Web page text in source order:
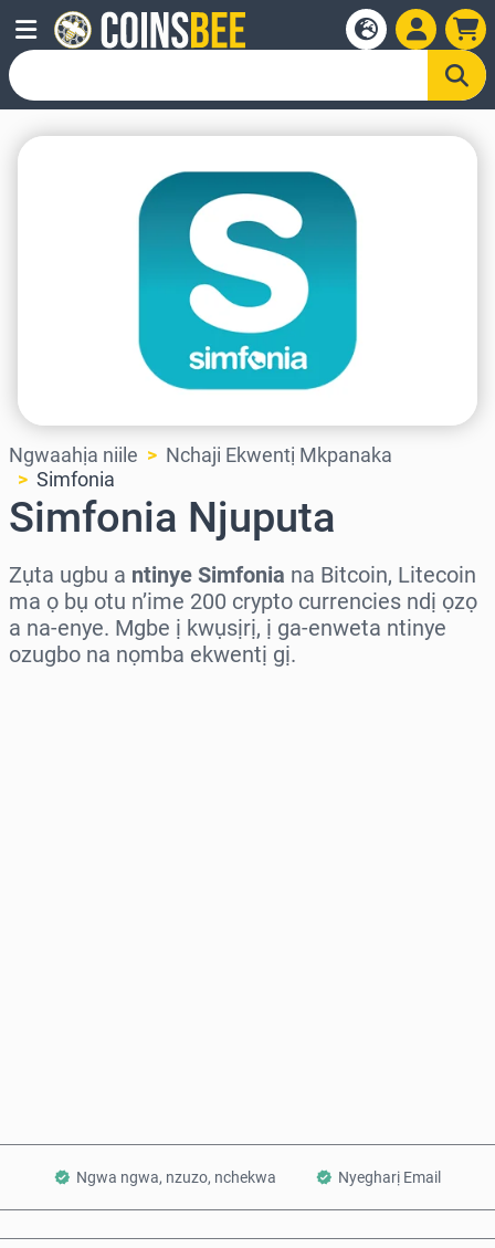
Ngwaahịa niile
Nchaji Ekwentị Mkpanaka
Simfonia
Simfonia Njuputa
Zụta ugbu a ntinye Simfonia na Bitcoin, Litecoin
ma ọ bụ otu n’ime 200 crypto currencies ndị ọzọ
a na-enye. Mgbe ị kwụsịrị, ị ga-enweta ntinye
ozugbo na nọmba ekwentị gị.
Ngwa ngwa, nzuzo, nchekwa Nyegharị Email